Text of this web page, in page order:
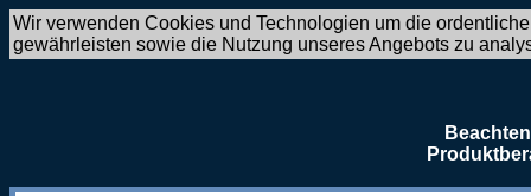
Wir verwenden Cookies und Technologien um die
gewährleisten sowie die Nutzung unseres Angebots zu